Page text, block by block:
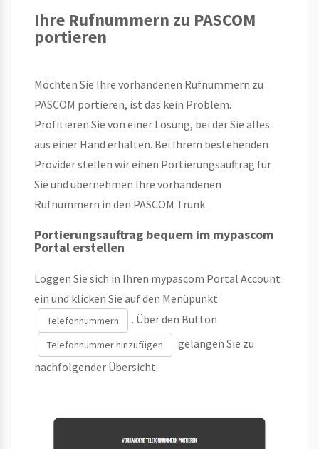
Ihre Rufnummern zu PASCOM
portieren
Möchten Sie Ihre vorhandenen Rufnummern zu
PASCOM portieren, ist das kein Problem.
Profitieren Sie von einer Lösung, bei der Sie alles
aus einer Hand erhalten. Bei Ihrem bestehenden
Provider stellen wir einen Portierungsauftrag für
Sie und übernehmen Ihre vorhandenen
Rufnummern in den PASCOM Trunk.
Portierungsauftrag bequem im mypascom
Portal erstellen
Loggen Sie sich in Ihren mypascom Portal Account
ein und klicken Sie auf den Menüpunkt
Telefonnummern . Über den Button
Telefonnummer hinzufügen
gelangen Sie zu
nachfolgender Übersicht.